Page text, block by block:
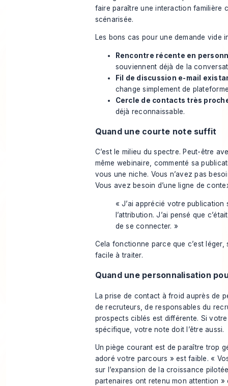
faire paraître une interaction familière
scénarisée.
Les bons cas pour une demande vide
Rencontre récente en
souviennent déjà de la
Fil de discussion e-mail
change simplement de
Cercle de contacts très
déjà reconnaissable.
Quand une courte note suffit
C’est le milieu du spectre. Peut-être
même webinaire, commenté sa
vous une niche. Vous n’avez pas
Vous avez besoin d’une ligne de
« J’ai apprécié votre publication
l’attribution. J’ai pensé que
de se connecter. »
Cela fonctionne parce que c’est léger,
facile à traiter.
Quand une personnalisation
La prise de contact à froid auprès de
de recruteurs, de responsables du
prospects ciblés est différente. Si
spécifique, votre note doit l’être aussi.
Un piège courant est de paraître trop
adoré votre parcours » est faible. «
sur l’expansion de la croissance
partenaires ont retenu mon attention